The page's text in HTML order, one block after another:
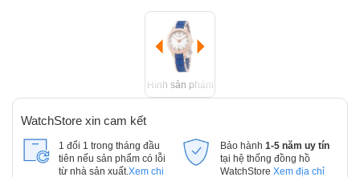
Hình sản phẩm
WatchStore xin cam kết
1 đổi 1 trong tháng đầu
tiên nếu sản phẩm có lỗi
từ nhà sản xuất. Xem chi
Bảo hành 1-5 năm uy tín
tại hệ thống đồng hồ
WatchStore Xem địa chỉ